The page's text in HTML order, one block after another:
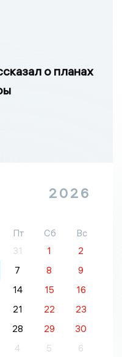
о планах
2026
Пт Сб
Вс
31 1
2
7 8
9
14 15
16
21 22
23
28 29
30
4 5 6